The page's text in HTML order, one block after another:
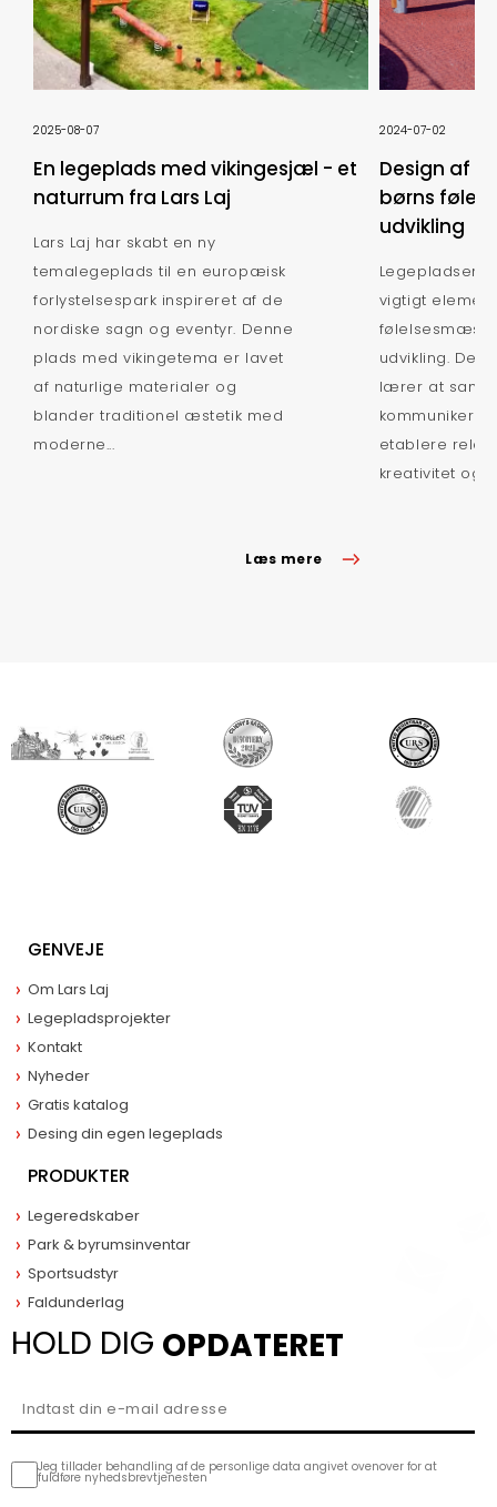
2025-08-07
En legeplads med vikingesjæl - et
naturrum fra Lars Laj
Lars Laj har skabt en ny
temalegeplads til en europæisk
forlystelsespark inspireret af de
nordiske sagn og eventyr. Denne
plads med vikingetema er lavet
af naturlige materialer og
blander traditionel æstetik med
moderne...
Læs mere
2024-07-02
Design af
børns
udvikling
Legepladsen
vigtigt
udvikling. Det
lærer at
kommunikere,
etablere
kreativitet og
GENVEJE
Om Lars Laj
Legepladsprojekter
Kontakt
Nyheder
Gratis katalog
Desing din egen legeplads
PRODUKTER
Legeredskaber
Park & byrumsinventar
Sportsudstyr
Faldunderlag
HOLD DIG OPDATERET
Jeg tillader behandling af de personlige data angivet ovenover for at
fuldføre nyhedsbrevtjenesten